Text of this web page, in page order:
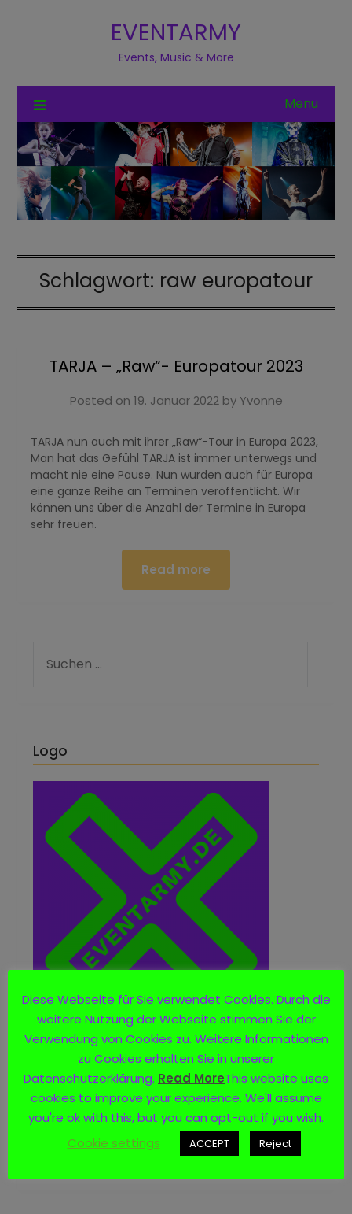
EVENTARMY
Events, Music & More
Menu
Schlagwort: raw europatour
TARJA – „Raw“- Europatour 2023
Posted on 19. Januar 2022byYvonne
TARJA nun auch mit ihrer „Raw“-Tour in Europa 2023,
Man hat das Gefühl TARJA ist immer unterwegs und
macht nie eine Pause. Nun wurden auch für Europa
eine ganze Reihe an Terminen veröffentlicht. Wir
können uns über die Anzahl der Termine in Europa
sehr freuen.
Read more
Logo
Social Media
Diese Webseite für Sie verwendet Cookies. Durch die
weitere Nutzung der Webseite stimmen Sie der
Verwendung von Cookies zu. Weitere Informationen
zu Cookies erhalten Sie in unserer
Datenschutzerklärung. Read MoreThis website uses
cookies to improve your experience. We'll assume
you're ok with this, but you can opt-out if you wish.
Cookie settings
ACCEPT Reject